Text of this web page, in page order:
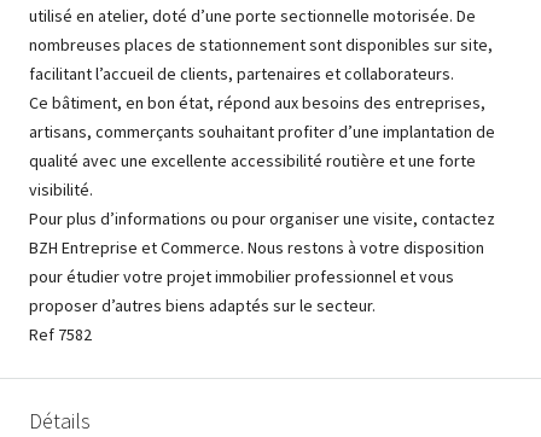
utilisé en atelier, doté d’une porte sectionnelle motorisée. De
nombreuses places de stationnement sont disponibles sur site,
facilitant l’accueil de clients, partenaires et collaborateurs.
Ce bâtiment, en bon état, répond aux besoins des entreprises,
artisans, commerçants souhaitant profiter d’une implantation de
qualité avec une excellente accessibilité routière et une forte
visibilité.
Pour plus d’informations ou pour organiser une visite, contactez
BZH Entreprise et Commerce. Nous restons à votre disposition
pour étudier votre projet immobilier professionnel et vous
proposer d’autres biens adaptés sur le secteur.
Ref 7582
Détails